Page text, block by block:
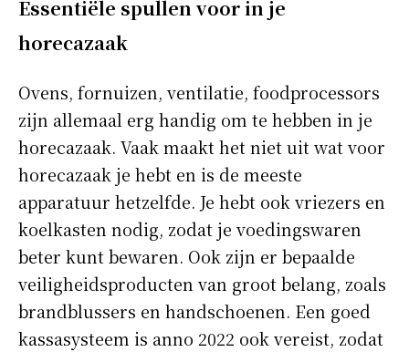
Essentiële spullen voor in je
horecazaak
Ovens, fornuizen, ventilatie, foodprocessors
zijn allemaal erg handig om te hebben in je
horecazaak. Vaak maakt het niet uit wat voor
horecazaak je hebt en is de meeste
apparatuur hetzelfde. Je hebt ook vriezers en
koelkasten nodig, zodat je voedingswaren
beter kunt bewaren. Ook zijn er bepaalde
veiligheidsproducten van groot belang, zoals
brandblussers en handschoenen. Een goed
kassasysteem is anno 2022 ook vereist, zodat